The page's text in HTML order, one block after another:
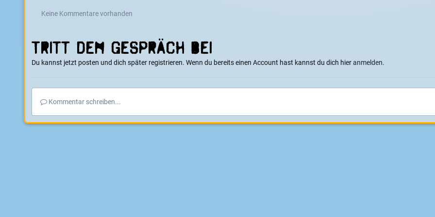
Keine Kommentare vorhanden
Tritt dem Gespräch bei
Du kannst jetzt posten und dich später registrieren. Wenn du bereits einen Account hast kannst du dich hieranmelden.
Kommentar schreiben...